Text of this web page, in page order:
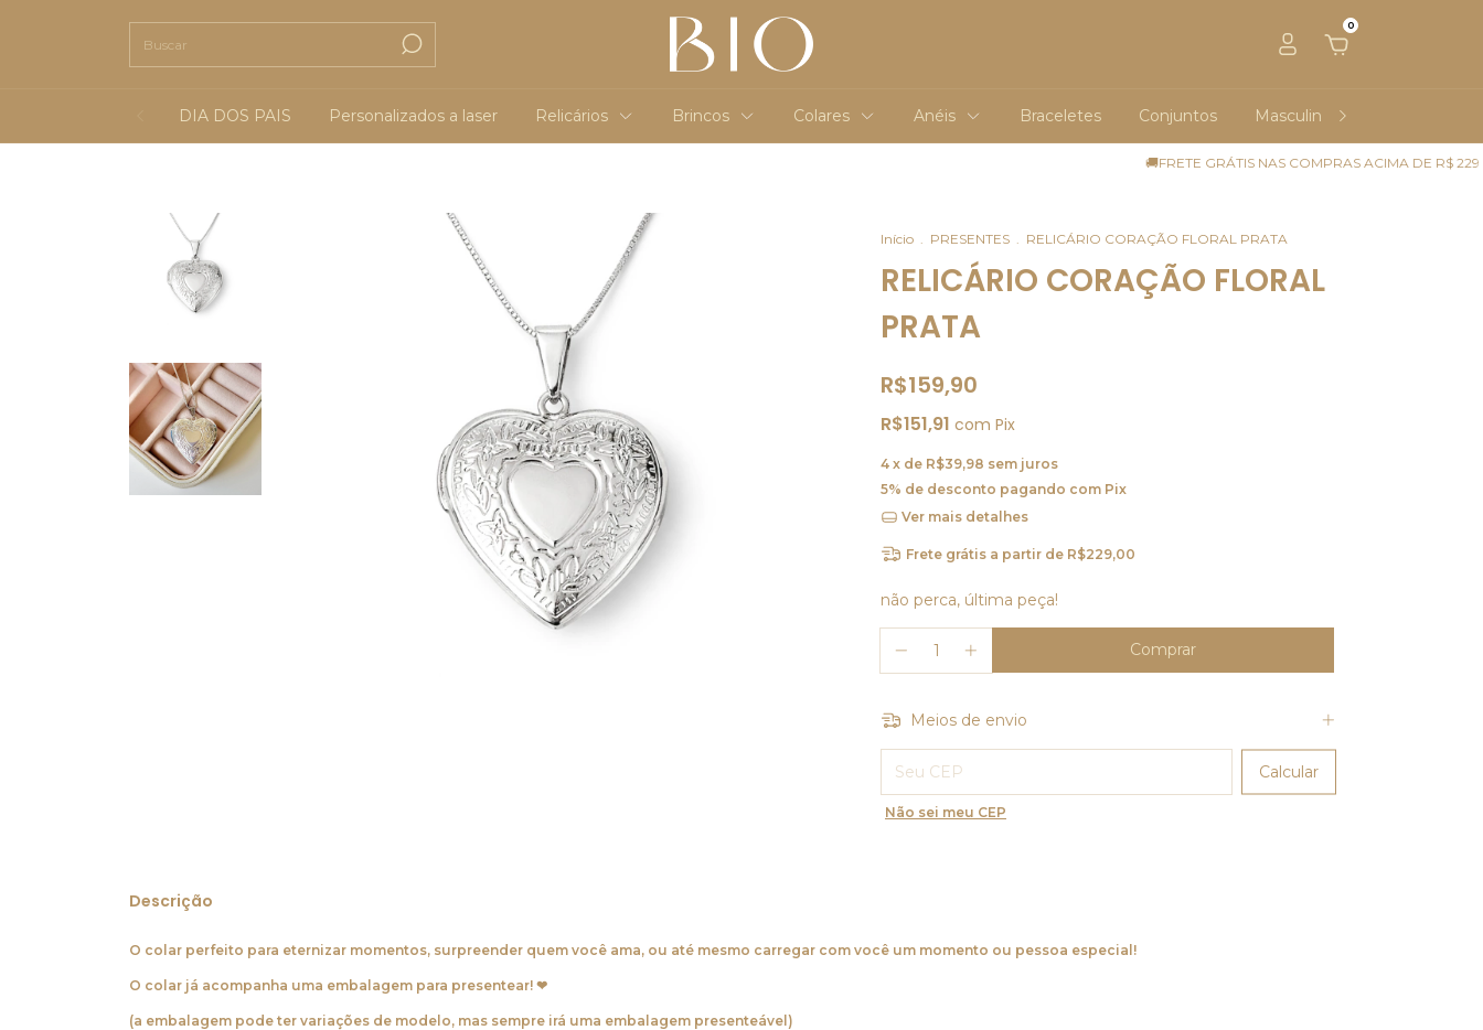
0
DIA DOS PAIS Personalizados a laser Relicários Brincos Colares Anéis Braceletes Conjuntos Masculinos
🚚FRETE GRÁTIS NAS COMPRAS ACIMA DE R$ 229
Início . PRESENTES . RELICÁRIO CORAÇÃO FLORAL PRATA
RELICÁRIO CORAÇÃO FLORAL
PRATA
R$159,90
R$151,91 com Pix
4 x de R$39,98 sem juros
5% de desconto pagando com Pix
Ver mais detalhes
Frete grátis a partir de R$229,00
não perca, última peça!
Meios de envio
Entregas para o CEP:
Calcular
Não sei meu CEP
Descrição
O colar perfeito para eternizar momentos, surpreender quem você ama, ou até mesmo carregar com você um momento ou pessoa especial!
O colar já acompanha uma embalagem para presentear! ❤
(a embalagem pode ter variações de modelo, mas sempre irá uma embalagem presenteável)